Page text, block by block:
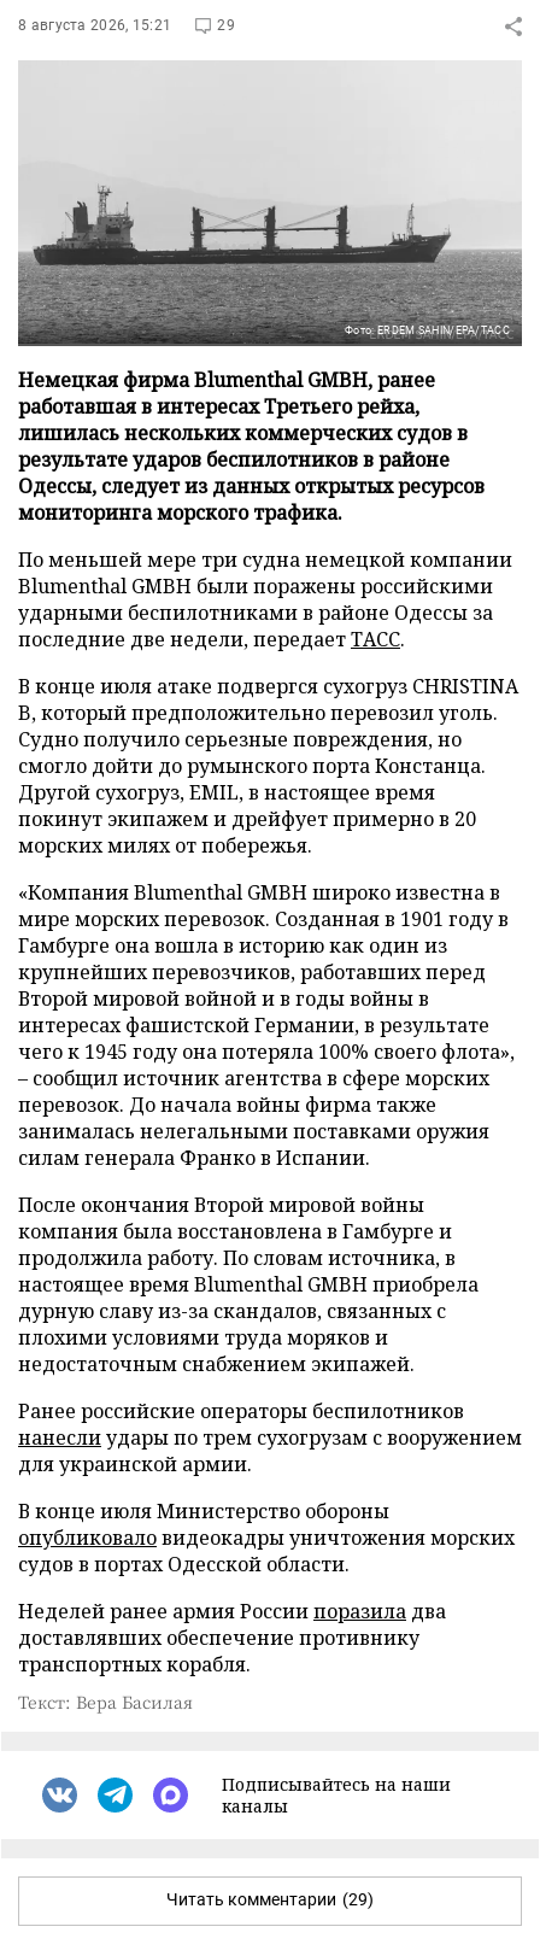
8 августа 2026, 15:21 29
Фото: ERDEM SAHIN/EPA/ТАСС
Немецкая фирма Blumenthal GMBH, ранее
работавшая в интересах Третьего рейха,
лишилась нескольких коммерческих судов в
результате ударов беспилотников в районе
Одессы, следует из данных открытых ресурсов
мониторинга морского трафика.
По меньшей мере три судна немецкой компании
Blumenthal GMBH были поражены российскими
ударными беспилотниками в районе Одессы за
последние две недели, передаетТАСС.
В конце июля атаке подвергся сухогруз CHRISTINA
B, который предположительно перевозил уголь.
Судно получило серьезные повреждения, но
смогло дойти до румынского порта Констанца.
Другой сухогруз, EMIL, в настоящее время
покинут экипажем и дрейфует примерно в 20
морских милях от побережья.
«Компания Blumenthal GMBH широко известна в
мире морских перевозок. Созданная в 1901 году в
Гамбурге она вошла в историю как один из
крупнейших перевозчиков, работавших перед
Второй мировой войной и в годы войны в
интересах фашистской Германии, в результате
чего к 1945 году она потеряла 100% своего флота»,
– сообщил источник агентства в сфере морских
перевозок. До начала войны фирма также
занималась нелегальными поставками оружия
силам генерала Франко в Испании.
После окончания Второй мировой войны
компания была восстановлена в Гамбурге и
продолжила работу. По словам источника, в
настоящее время Blumenthal GMBH приобрела
дурную славу из-за скандалов, связанных с
плохими условиями труда моряков и
недостаточным снабжением экипажей.
Ранее российские операторы беспилотников
нанеслиудары по трем сухогрузам с вооружением
для украинской армии.
В конце июля Министерство обороны
опубликоваловидеокадры уничтожения морских
судов в портах Одесской области.
Неделей ранее армия Россиипоразила два
доставлявших обеспечение противнику
транспортных корабля.
Текст: Вера Басилая
Подписывайтесь на наши
каналы
Читать комментарии (29)